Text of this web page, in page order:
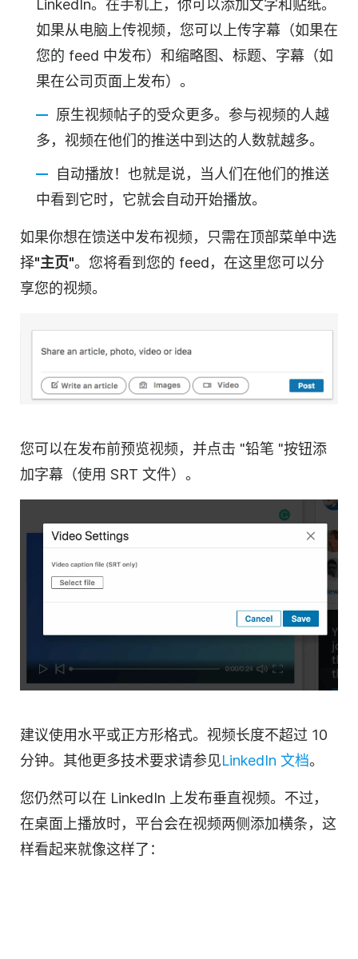
LinkedIn。在手机上，你可以添加文字和贴纸。
如果从电脑上传视频，您可以上传字幕（如果在
您的 feed 中发布）和缩略图、标题、字幕（如
果在公司页面上发布）。
原生视频帖子的受众更多。参与视频的人越
多，视频在他们的推送中到达的人数就越多。
自动播放！也就是说，当人们在他们的推送
中看到它时，它就会自动开始播放。
如果你想在馈送中发布视频，只需在顶部菜单中选
择"主页"。您将看到您的 feed，在这里您可以分
享您的视频。
您可以在发布前预览视频，并点击 "铅笔 "按钮添
加字幕（使用 SRT 文件）。
建议使用水平或正方形格式。 视频长度不超过 10
分钟。其他更多技术要求请参见LinkedIn 文档。
您仍然可以在 LinkedIn 上发布垂直视频。不过，
在桌面上播放时，平台会在视频两侧添加横条，这
样看起来就像这样了：